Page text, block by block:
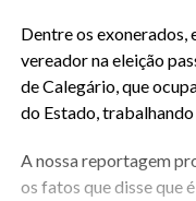
Dentre os exonerados,
vereador na eleição
de Calegário, que
do Estado,
A nossa reportagem
os fatos que disse que